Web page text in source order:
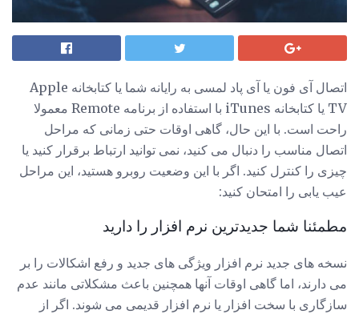
اتصال آی فون یا آی پاد لمسی به رایانه شما یا کتابخانه Apple
TV یا کتابخانه iTunes با استفاده از برنامه Remote معمولا
راحت است. با این حال، گاهی اوقات حتی زمانی که مراحل
اتصال مناسب را دنبال می کنید، نمی توانید ارتباط برقرار کنید یا
چیزی را کنترل کنید. اگر با این وضعیت روبرو هستید، این مراحل
عیب یابی را امتحان کنید:
مطمئنا شما جدیدترین نرم افزار را دارید
نسخه های جدید نرم افزار ویژگی های جدید و رفع اشکالات را بر
می دارند، اما گاهی اوقات آنها همچنین باعث مشکلاتی مانند عدم
سازگاری با سخت افزار یا نرم افزار قدیمی می شوند. اگر از